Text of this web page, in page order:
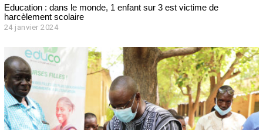
Education : dans le monde, 1 enfant sur 3 est victime de
harcèlement scolaire
24 janvier 2024
j
a
v
i
e
r
2